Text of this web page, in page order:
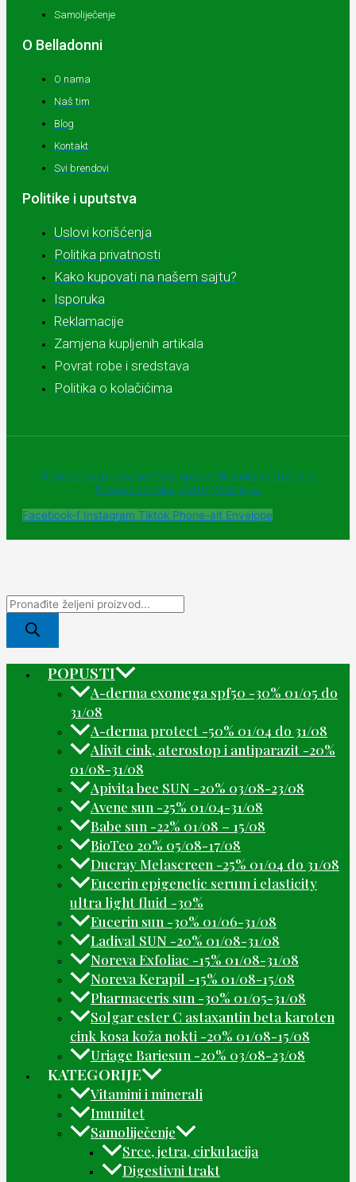
Samoliječenje
O Belladonni
O nama
Naš tim
Blog
Kontakt
Svi brendovi
Politike i uputstva
Uslovi korišćenja
Politika privatnosti
Kako kupovati na našem sajtu?
Isporuka
Reklamacije
Zamjena kupljenih artikala
Povrat robe i sredstava
Politika o kolačićima
© 2025 - Sva prava zadržava Apoteke "Belladonna" Trebinje |
Powered and designed by Webherzz
Facebook-f Instagram Tiktok Phone-alt Envelope
POPUSTI
A-derma exomega spf50 -30% 01/05 do
31/08
A-derma protect -50% 01/04 do 31/08
Alivit cink, aterostop i antiparazit -20%
01/08-31/08
Apivita bee SUN -20% 03/08-23/08
Avene sun -25% 01/04-31/08
Babe sun -22% 01/08 – 15/08
BioTeo 20% 05/08-17/08
Ducray Melascreen -25% 01/04 do 31/08
Eucerin epigenetic serum i elasticity
ultra light fluid -30%
Eucerin sun -30% 01/06-31/08
Ladival SUN -20% 01/08-31/08
Noreva Exfoliac -15% 01/08-31/08
Noreva Kerapil -15% 01/08-15/08
Pharmaceris sun -30% 01/05-31/08
Solgar ester C astaxantin beta karoten
cink kosa koža nokti -20% 01/08-15/08
Uriage Bariesun -20% 03/08-23/08
KATEGORIJE
Vitamini i minerali
Imunitet
Samoliječenje
Srce, jetra, cirkulacija
Digestivni trakt